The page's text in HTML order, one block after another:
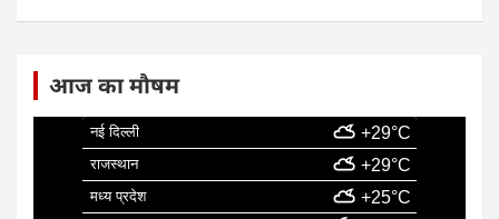
आज का मौषम
नई दिल्ली +29°C
राजस्थान +29°C
मध्य प्रदेश +25°C